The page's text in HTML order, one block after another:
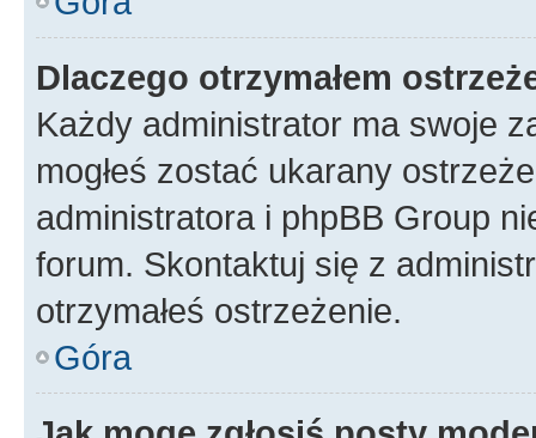
Dlaczego otrzymałem
Każdy administrator ma swoje
mogłeś zostać ukarany
administratora i phpBB Group
forum. Skontaktuj się z
otrzymałeś ostrzeżenie.
Góra